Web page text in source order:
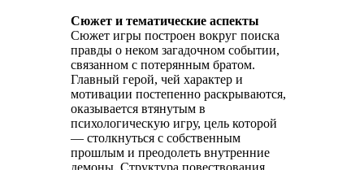
Сюжет и тематические аспекты
Сюжет игры построен вокруг поиска
правды о неком загадочном событии,
связанном с потерянным братом.
Главный герой, чей характер и
мотивации постепенно раскрываются,
оказывается втянутым в
психологическую игру, цель которой
— столкнуться с собственным
прошлым и преодолеть внутренние
демоны. Структура повествования